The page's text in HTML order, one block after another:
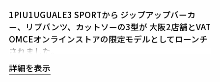
1PIU1UGUALE3 SPORTから ジップアップパーカ
ー、リブパンツ、カットソーの3型が 大阪2店舗とVAT
OMCEオンラインストアの限定モデルとしてローンチ
されました。
1PIU1UGUALE3 SPORTラインから「RELUX FIT CR
EW」ボディパターンを採用。
詳細を表示